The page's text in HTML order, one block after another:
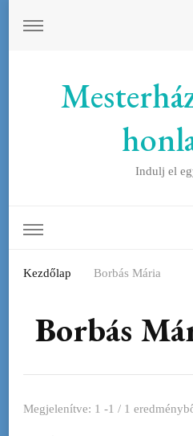
Indulj el
Kezdőlap Borbás Mária
Borbás
Megjelenítve: 1 -1 / 1